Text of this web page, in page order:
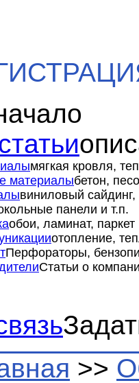
мягкая кровля,
материалыбетон,
виниловый сайдинг,
панели и т.п.
обои, ламинат, паркет
отопление,
Перфораторы,
Статьи о
>>